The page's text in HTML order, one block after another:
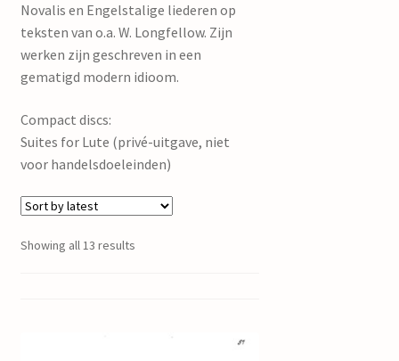
Novalis en Engelstalige liederen op
teksten van o.a. W. Longfellow. Zijn
werken zijn geschreven in een
gematigd modern idioom.
Compact discs:
Suites for Lute (privé-uitgave, niet
voor handelsdoeleinden)
Showing all 13 results